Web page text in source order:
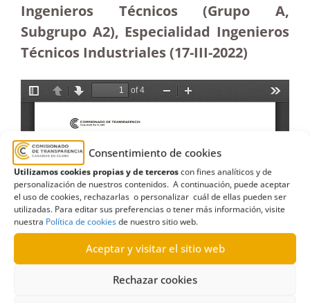
Consentimiento de cookies
Utilizamos cookies propias y de terceroscon fines analíticos y de
personalización de nuestros contenidos. A continuación, puede aceptar
el uso de cookies, rechazarlas o personalizar cuál de ellas pueden ser
utilizadas. Para editar sus preferencias o tener más información, visite
nuestra Política de cookiesde nuestro sitio web.
Aceptar y visitar el sitio web
Rechazar cookies
Ingenieros Técnicos (Grupo A,
Subgrupo A2), Especialidad Ingenieros
Técnicos Industriales(17-III-2022)